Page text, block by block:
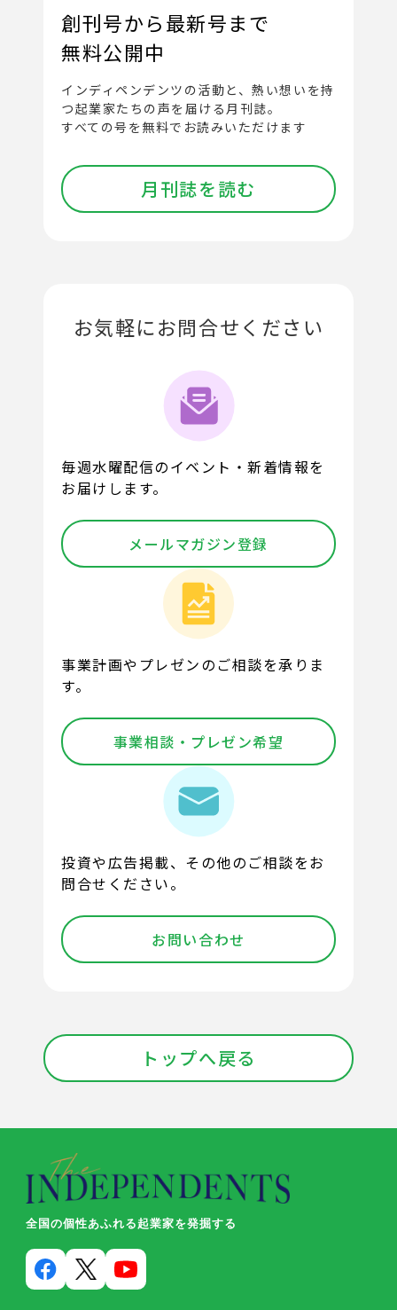
創刊号から最新号まで
無料公開中
インディペンデンツの活動と、熱い想いを持
つ起業家たちの声を届ける月刊誌。
すべての号を無料でお読みいただけます
月刊誌を読む
お気軽にお問合せください
毎週水曜配信のイベント・新着情報を
お届けします。
メールマガジン登録
事業計画やプレゼンのご相談を承りま
す。
事業相談・プレゼン希望
投資や広告掲載、その他のご相談をお
問合せください。
お問い合わせ
トップへ戻る
全国の個性あふれる起業家を発掘する